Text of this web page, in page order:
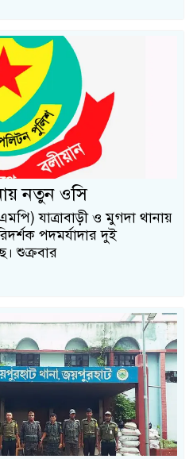
নতুন ওসি
যাত্রাবাড়ী ও মুগদা থানায়
পদমর্যাদার দুই
শুক্রবার